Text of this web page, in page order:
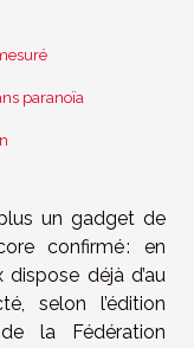
paranoïa
un gadget de
confirmé : en
dispose déjà d’au
selon l’édition
la Fédération